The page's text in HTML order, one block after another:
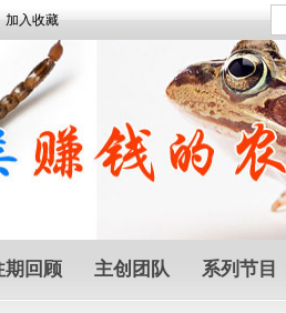
加入收藏
期回顾 主创团队 系列节目